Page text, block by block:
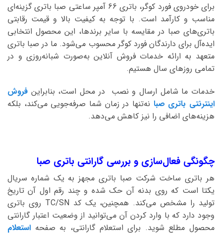
برای خودروی فورد کوگر، باتری 66 آمپر ساعتی صبا باتری گزینه‌ای
مناسب و کارآمد است. با توجه به کیفیت بالا و قیمت رقابتی
باتری‌های صبا در مقایسه با سایر برندها، این محصول انتخابی
ایده‌آل برای دارندگان فورد کوگر محسوب می‌شود. ما در صبا باتری
متعهد به ارائه خدمات فروش آنلاین به‌صورت شبانه‌روزی و در
تمامی روزهای سال هستیم.
خدمات ما شامل ارسال و نصب در محل است، بنابراین فروش
اینترنتی باتری صبا نه‌تنها در زمان شما صرفه‌جویی می‌کند، بلکه
هزینه‌های اضافی را نیز کاهش می‌دهد.
چگونگی فعال‌سازی و بررسی گارانتی باتری صبا
هر باتری ساخت شرکت صبا باتری مجهز به یک شماره سریال
یکتا است که روی بدنه آن حک شده و چند رقم اول آن تاریخ
تولید را مشخص می‌کند. همچنین، یک کد TC/SN روی باتری
وجود دارد که با وارد کردن آن می‌توانید از وضعیت اعتبار گارانتی
محصول مطلع شوید. برای استعلام گارانتی، به صفحه استعلام